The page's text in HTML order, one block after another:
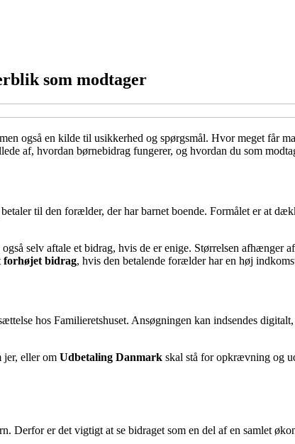
som modtager
også en kilde til usikkerhed og spørgsmål. Hvor meget får
af, hvordan børnebidrag fungerer, og hvordan du som
til den forælder, der har barnet boende. Formålet er at
selv aftale et bidrag, hvis de er enige. Størrelsen afhænger
forhøjet bidrag, hvis den betalende forælder har en høj
hos Familieretshuset. Ansøgningen kan indsendes
jer, eller om Udbetaling Danmark skal stå for opkrævning og
er det vigtigt at se bidraget som en del af en samlet